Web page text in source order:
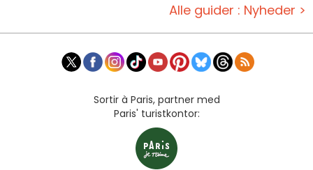
Alle guider : Nyheder >
Sortir à Paris, partner med
Paris' turistkontor: